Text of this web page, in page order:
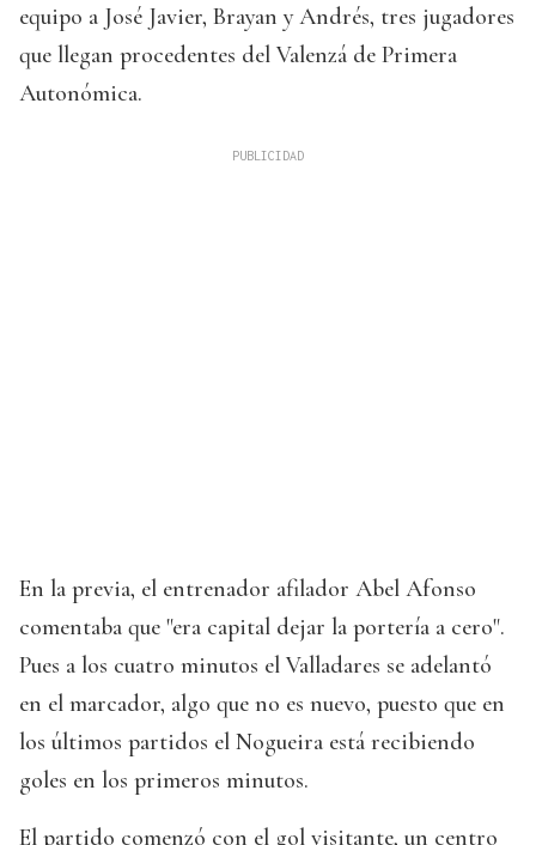
equipo a José Javier, Brayan y Andrés, tres jugadores
que llegan procedentes del Valenzá de Primera
Autonómica.
En la previa, el entrenador afilador Abel Afonso
comentaba que "era capital dejar la portería a cero".
Pues a los cuatro minutos el Valladares se adelantó
en el marcador, algo que no es nuevo, puesto que en
los últimos partidos el Nogueira está recibiendo
goles en los primeros minutos.
El partido comenzó con el gol visitante, un centro